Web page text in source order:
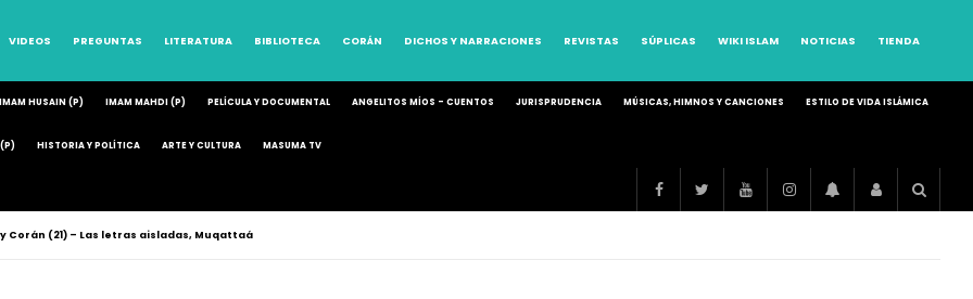
VIDEOS PREGUNTAS LITERATURA BIBLIOTECA CORÁN DICHOS Y NARRACIONES REVISTAS SÚPLICAS WIKI ISLAM NOTICIAS TIENDA
IMAM HUSAIN (P) IMAM MAHDI (P) PELÍCULA Y DOCUMENTAL ANGELITOS MÍOS – CUENTOS JURISPRUDENCIA MÚSICAS, HIMNOS Y CANCIONES ESTILO DE VIDA ISLÁMICA
HISTORIA Y POLÍTICA ARTE Y CULTURA MASUMA TV
Corán (21) – Las letras aisladas, Muqattaá